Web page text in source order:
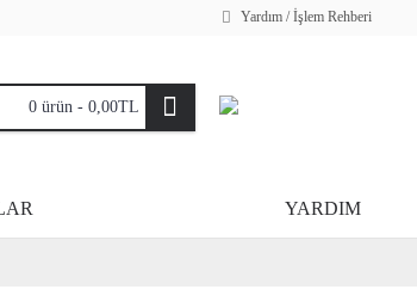
Yardım / İşlem Rehberi
0 ürün - 0,00TL
YARDIM